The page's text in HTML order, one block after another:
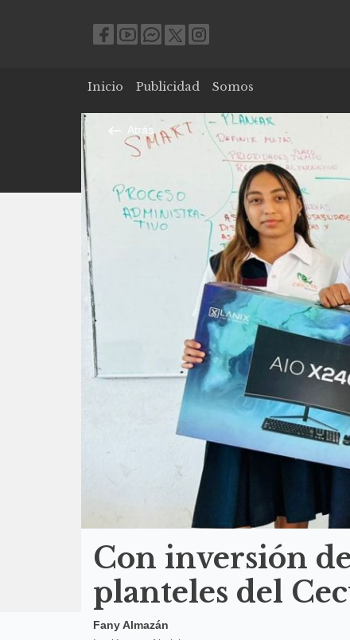
Inicio Publicidad Somos
Atrás
Con inversión
planteles del
Fany Almazán